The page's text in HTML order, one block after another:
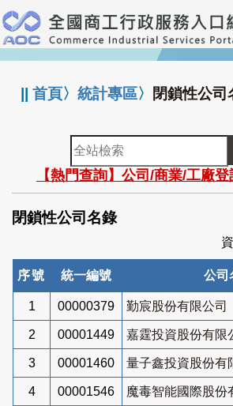
跳
到
主
要
:::
||首頁〉統計專區〉 閉鎖性公司
全
站
檢
索
【熱門查詢】公司/商業/工廠
閉鎖性公司名錄
序號 統一編號 公司
1 00000379 勤宸股份有限公司
2 00001449 嘉霆投資股份有限
3 00001460 量子鑫投資股份有
4 00001546 魔毒智能國際股份